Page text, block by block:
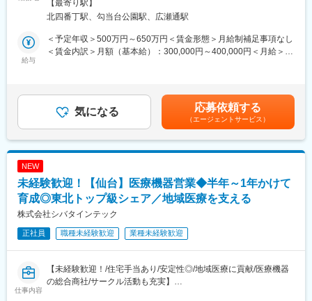
また、定期的に製品の勉強会も実施し、知識のアップデートが可
過去入社者には、アパレル業界の法人営業・リハビリ関連の営業
経験者などがおり、業界未経験でもしっかりご活躍いただける環
である情報機器、医療機器、産業用計測機器などの販売・サービ
ス提供を行う日本国内の事業会社です。オフィスや医療など様々
なお客様との接点を担いデジタルイメージング（画像・データ）
No.1の「カラー複合機」や世界トップクラスのシェアの「デジタ
機器「カセッテ型DR」などを取り扱っております。
変更の範囲：会社の定める業務
＜当社の臨床検査受託サービスについて＞
医療機関が、正確で迅速な“診断”を行うための第一歩となるのが、
尿検査や血液検査、病理検査などの「臨床検査」です。「病院内
当社のサービスは、病気の予防や早期発見、治療に貢献しており
ます。
検査項目の提案、アフターフォローなどを行います。
・受託した臨床検査の結果報告
・検査用機器の準備、書類作成
入社後はOJTでサポートします。その他、勉強会なども実施して
おります。
【最寄り駅】
北四番丁駅、勾当台公園駅、広瀬通駅
給与
＜予定年収＞500万円～650万円＜賃金形態＞月給制補足事項なし
＜賃金内訳＞月額（基本給）：300,000円～400,000円＜月給＞
あり、選考を通じて上下する可能性があります。月給(月額)は固定
手当を含めた表記です。
気になる 応募依頼する
（エージェントサービス）
NEW
未経験歓迎！【仙台】医療機器営業◆半年～1年かけて
育成◎東北トップ級シェア／地域医療を支える
株式会社シバタインテック
正社員 職種未経験歓迎 業種未経験歓迎
仕事内容
【未経験歓迎！/住宅手当あり/安定性◎/地域医療に貢献/医療機器
の総合商社/サークル活動も充実】